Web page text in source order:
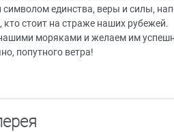
символом единства, веры и силы,
кто стоит на страже наших рубежей.
моряками и желаем им
попутного ветра!